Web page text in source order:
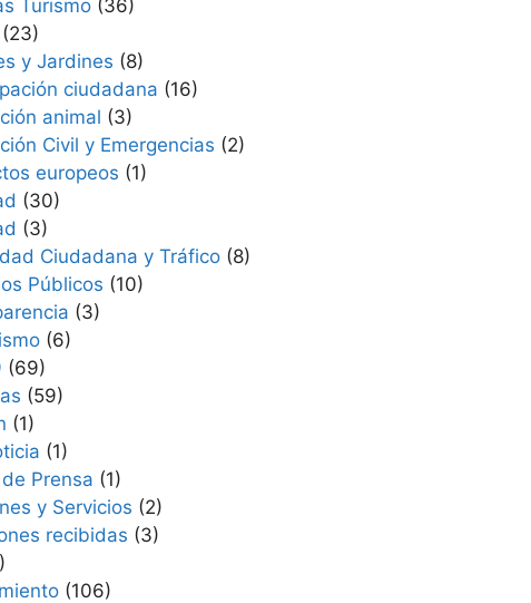
Turismo (36)
(23)
y Jardines (8)
ciudadana (16)
animal (3)
Civil y Emergencias (2)
europeos (1)
(30)
(3)
Ciudadana y Tráfico (8)
Públicos (10)
(3)
(6)
(69)
(59)
(1)
(1)
Prensa (1)
y Servicios (2)
recibidas (3)
(106)